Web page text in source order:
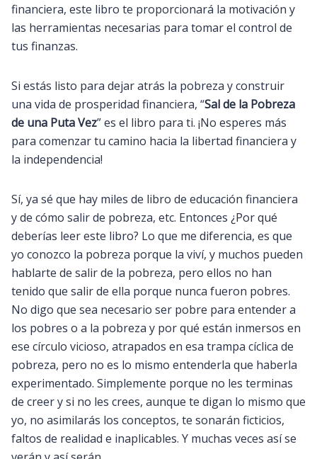
financiera, este libro te proporcionará la motivación y
las herramientas necesarias para tomar el control de
tus finanzas.
Si estás listo para dejar atrás la pobreza y construir
una vida de prosperidad financiera, “Sal de la Pobreza
de una Puta Vez” es el libro para ti. ¡No esperes más
para comenzar tu camino hacia la libertad financiera y
la independencia!
Sí, ya sé que hay miles de libro de educación financiera
y de cómo salir de pobreza, etc. Entonces ¿Por qué
deberías leer este libro? Lo que me diferencia, es que
yo conozco la pobreza porque la viví, y muchos pueden
hablarte de salir de la pobreza, pero ellos no han
tenido que salir de ella porque nunca fueron pobres.
No digo que sea necesario ser pobre para entender a
los pobres o a la pobreza y por qué están inmersos en
ese círculo vicioso, atrapados en esa trampa cíclica de
pobreza, pero no es lo mismo entenderla que haberla
experimentado. Simplemente porque no les terminas
de creer y si no les crees, aunque te digan lo mismo que
yo, no asimilarás los conceptos, te sonarán ficticios,
faltos de realidad e inaplicables. Y muchas veces así se